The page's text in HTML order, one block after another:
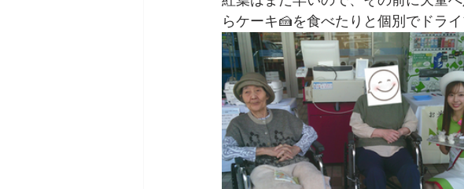
らケーキ🍰を食べたりと個別でドラ